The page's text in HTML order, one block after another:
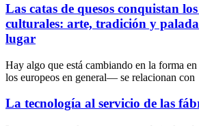
Las catas de quesos conquistan los
culturales: arte, tradición y
lugar
Hay algo que está cambiando en la forma
los europeos en general— se relacionan con
La tecnología al servicio de las